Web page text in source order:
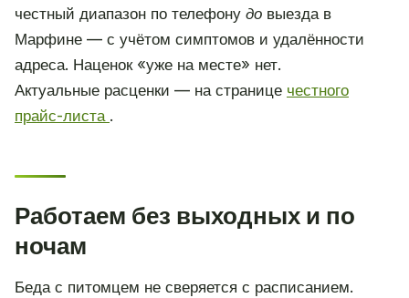
честный диапазон по телефону до выезда в
Марфине — с учётом симптомов и удалённости
адреса. Наценок «уже на месте» нет.
Актуальные расценки — на странице честного
прайс-листа .
Работаем без выходных и по
ночам
Беда с питомцем не сверяется с расписанием.